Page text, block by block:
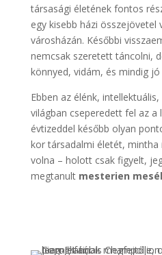
társasági életének fontos
egy kisebb házi összejövetel
városházán. Későbbi
nemcsak szeretett táncolni,
könnyed, vidám, és mindig jó
Ebben az élénk,
világban cseperedett fel az a
évtizeddel később olyan
kor társadalmi életét,
volna – holott csak figyelt,
megtanult mesterien